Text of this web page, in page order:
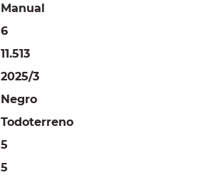
Manual
6
11.513
2025/3
Negro
Todoterreno
5
5